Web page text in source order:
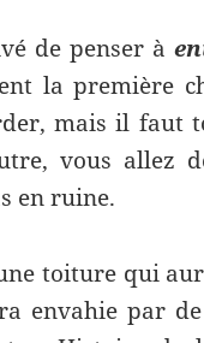
de penser à
la première
mais il faut
vous allez
en ruine.
toiture qui
envahie par